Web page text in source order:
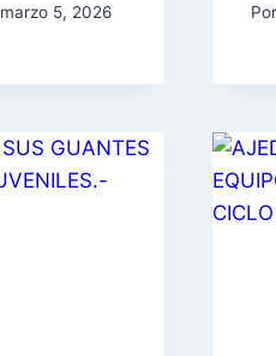
marzo 5, 2026 Por